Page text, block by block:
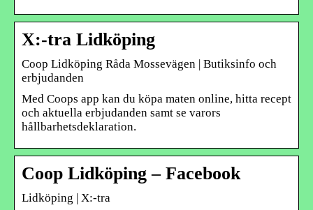
X:-tra Lidköping
Coop Lidköping Råda Mossevägen | Butiksinfo och
erbjudanden
Med Coops app kan du köpa maten online, hitta recept
och aktuella erbjudanden samt se varors
hållbarhetsdeklaration.
Coop Lidköping – Facebook
Lidköping | X:-tra